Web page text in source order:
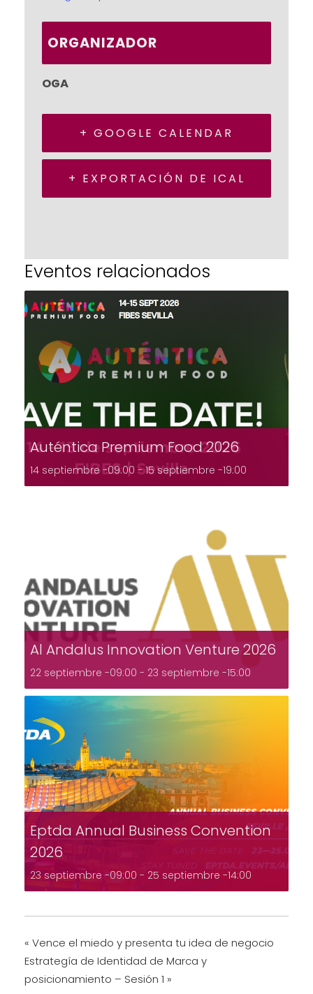
ORGANIZADOR
OGA
+ GOOGLE CALENDAR
+ EXPORTACIÓN DE ICAL
Eventos relacionados
Auténtica Premium Food 2026
14 septiembre -09:00 -15 septiembre -19:00
Al Andalus Innovation Venture 2026
22 septiembre -09:00 - 23 septiembre -15:00
Eptda Annual Business Convention
2026
23 septiembre -09:00 - 25 septiembre -14:00
« Vence el miedo y presenta tu idea de negocio
Estrategía de Identidad de Marca y
posicionamiento – Sesión 1 »